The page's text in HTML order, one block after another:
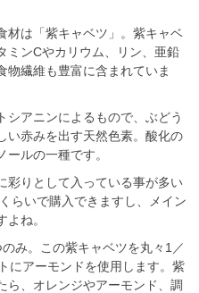
材は「紫キャベツ」。紫キャベ
ミンCやカリウム、リン、亜鉛
物繊維も豊富に含まれていま
シアニンによるもので、ぶどう
い赤みを出す天然色素。酸化の
ルの一種です。
彩りとして入っている事が多い
らいで購入できますし、メイン
ね。
み。この紫キャベツを丸々1／
にアーモンドを使用します。紫
ら、オレンジやアーモンド、調